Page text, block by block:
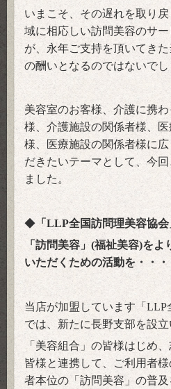
いまこそ、その遅れを取り
域に相応しい訪問美容のサ
が、永年ご支持を頂いてき
の酬いとなるのではないでし
美容室のお客様、介護に携
様、介護施設の関係者様、
様、医療施設の関係者様に
だきたいテーマとして、今
ました。
◆ 「LLP全国訪問理美容協会
「訪問美容」(福祉美容)をよ
いただくための活動を・・・
当店が加盟しています「LLP
では、新たに長野支部を設立
「美容組合」の皆様はじめ
皆様と連携して、ご利用者
者本位の「訪問美容」の普及